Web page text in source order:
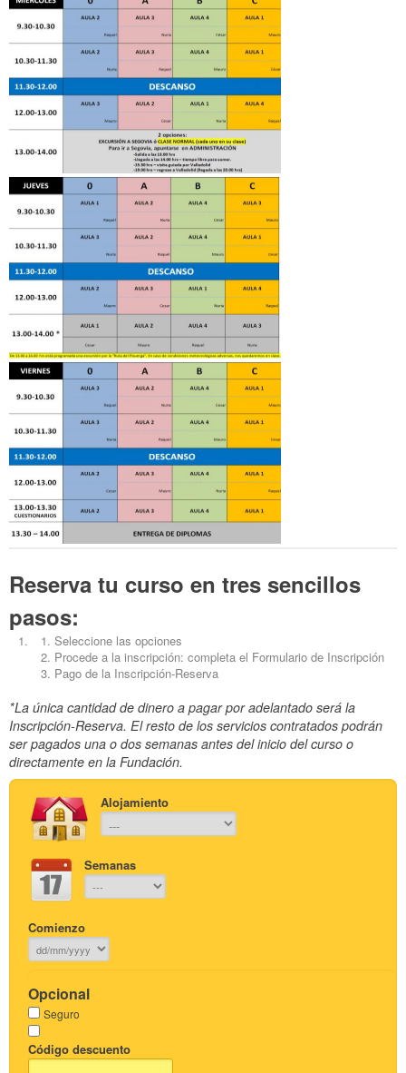
Reserva tu curso en tres sencillos
pasos:
Seleccione las opciones
Procede a la inscripción: completa el Formulario de Inscripción
Pago de la Inscripción-Reserva
*La única cantidad de dinero a pagar por adelantado será la
Inscripción-Reserva. El resto de los servicios contratados podrán
ser pagados una o dos semanas antes del inicio del curso o
directamente en la Fundación.
Alojamiento
Semanas
Comienzo
Opcional
Seguro
Código descuento